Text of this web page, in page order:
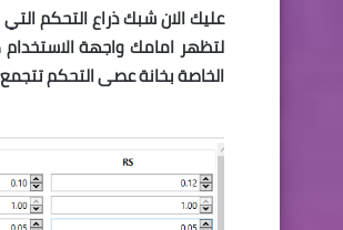
الخاصة بخانة عصى التحكم